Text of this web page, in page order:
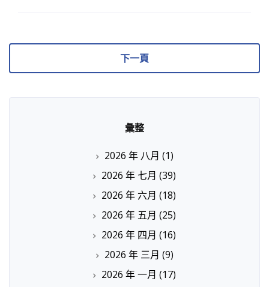
下一頁
彙整
2026 年 八月 (1)
2026 年 七月 (39)
2026 年 六月 (18)
2026 年 五月 (25)
2026 年 四月 (16)
2026 年 三月 (9)
2026 年 一月 (17)